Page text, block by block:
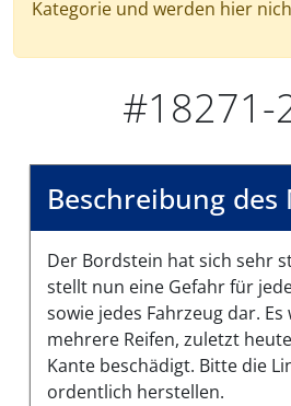
Kategorie und werden hier
#18271-
Beschreibung des
Der Bordstein hat sich sehr
stellt nun eine Gefahr für
sowie jedes Fahrzeug dar.
mehrere Reifen, zuletzt
Kante beschädigt. Bitte die
ordentlich herstellen.